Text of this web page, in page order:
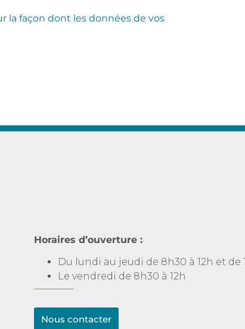
la façon dont les données de vos
Horaires d’ouverture :
Du lundi au jeudi de 8h30 à 12h et de
Le vendredi de 8h30 à 12h
Nous contacter